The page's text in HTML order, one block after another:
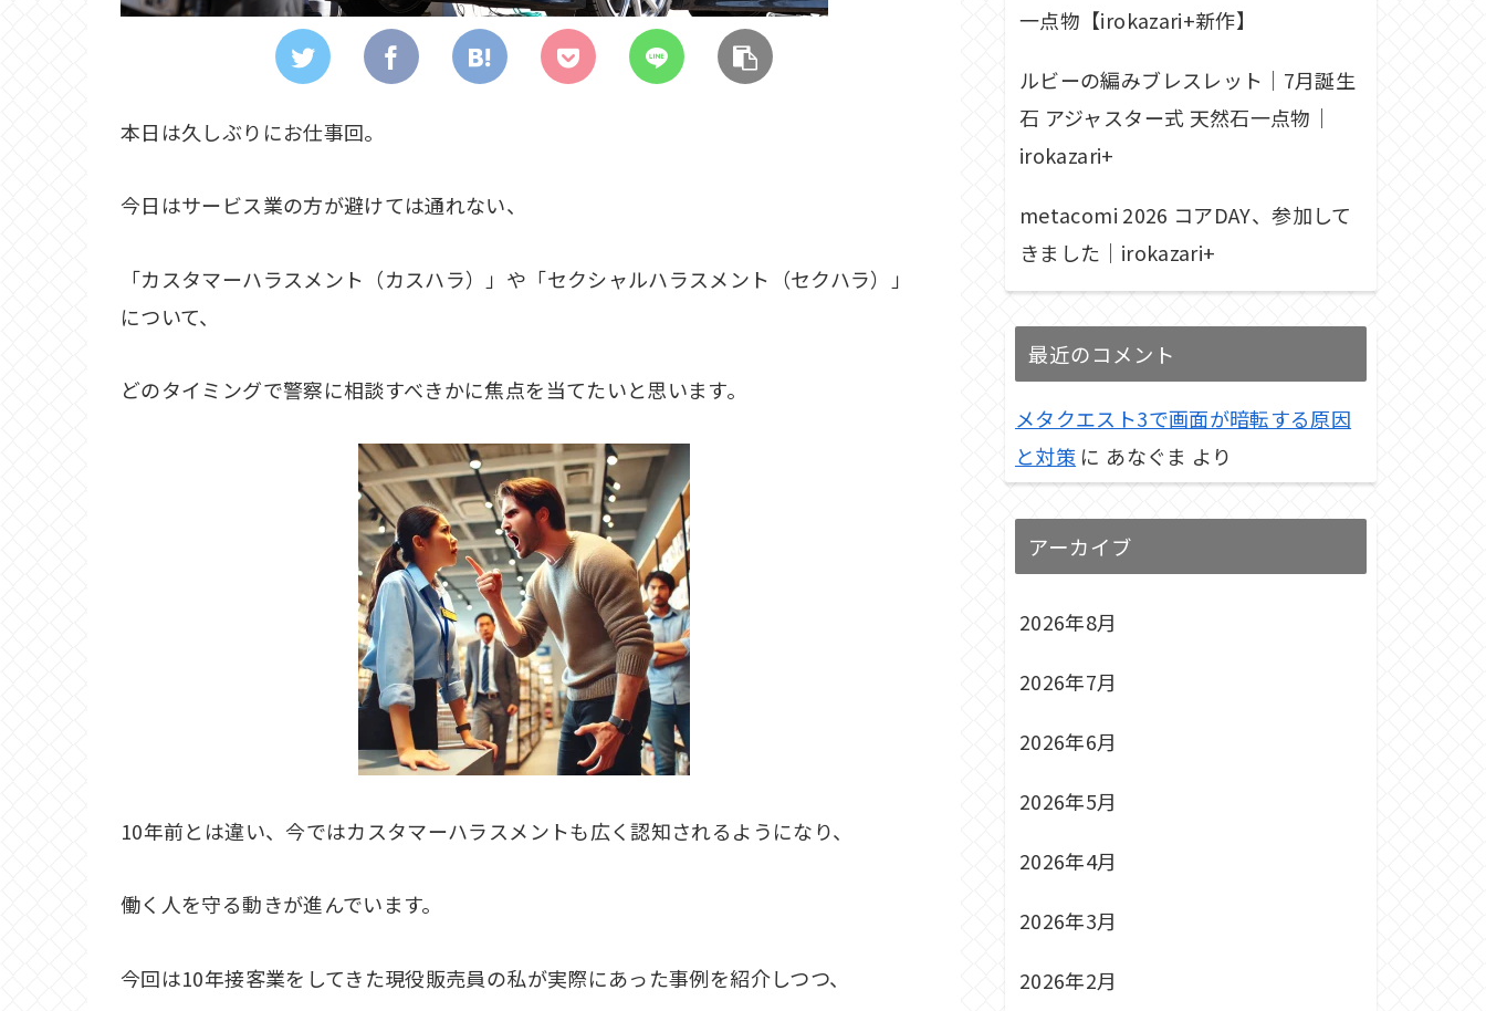
本日は久しぶりにお仕事回。
今日はサービス業の方が避けては通れない、
「カスタマーハラスメント（カスハラ）」や「セクシャルハラスメント（セクハラ）」
について、
どのタイミングで警察に相談すべきかに焦点を当てたいと思います。
10年前とは違い、今ではカスタマーハラスメントも広く認知されるようになり、
働く人を守る動きが進んでいます。
今回は10年接客業をしてきた現役販売員の私が実際にあった事例を紹介しつつ、
一点物【irokazari+新作】
ルビーの編みブレスレット｜7月誕生
石 アジャスター式 天然石一点物｜
irokazari+
metacomi 2026 コアDAY、参加して
きました｜irokazari+
最近のコメント
メタクエスト3で画面が暗転する原因
と対策 に あなぐま より
アーカイブ
2026年8月
2026年7月
2026年6月
2026年5月
2026年4月
2026年3月
2026年2月